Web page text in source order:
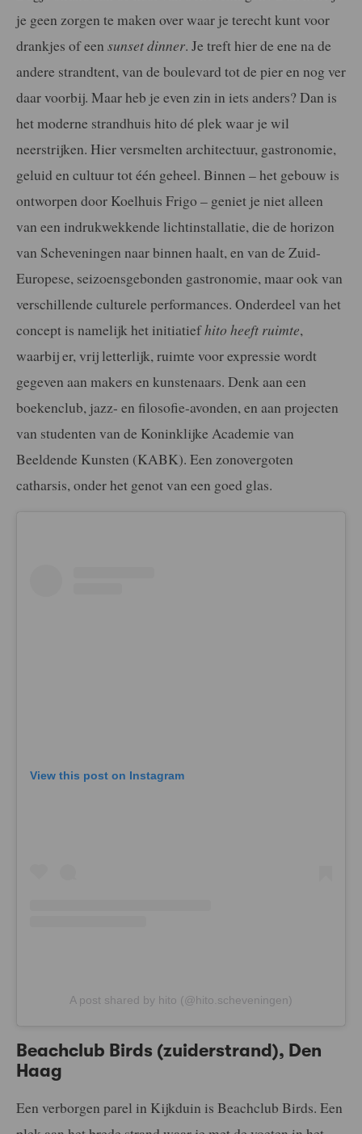
je geen zorgen te maken over waar je terecht kunt voor
drankjes of een sunset dinner. Je treft hier de ene na de
andere strandtent, van de boulevard tot de pier en nog ver
daar voorbij. Maar heb je even zin in iets anders? Dan is
het moderne strandhuis hito dé plek waar je wil
neerstrijken. Hier versmelten architectuur, gastronomie,
geluid en cultuur tot één geheel. Binnen – het gebouw is
ontworpen door Koelhuis Frigo – geniet je niet alleen
van een indrukwekkende lichtinstallatie, die de horizon
van Scheveningen naar binnen haalt, en van de Zuid-
Europese, seizoensgebonden gastronomie, maar ook van
verschillende culturele performances. Onderdeel van het
concept is namelijk het initiatiefhito heeft ruimte,
waarbij er, vrij letterlijk, ruimte voor expressie wordt
gegeven aan makers en kunstenaars. Denk aan een
boekenclub, jazz- en filosofie-avonden, en aan projecten
van studenten van de Koninklijke Academie van
Beeldende Kunsten (KABK). Een zonovergoten
catharsis, onder het genot van een goed glas.
View this post on Instagram
A post shared by hito (@hito.scheveningen)
Beachclub Birds (zuiderstrand), Den
Haag
Een verborgen parel in Kijkduin is Beachclub Birds. Een